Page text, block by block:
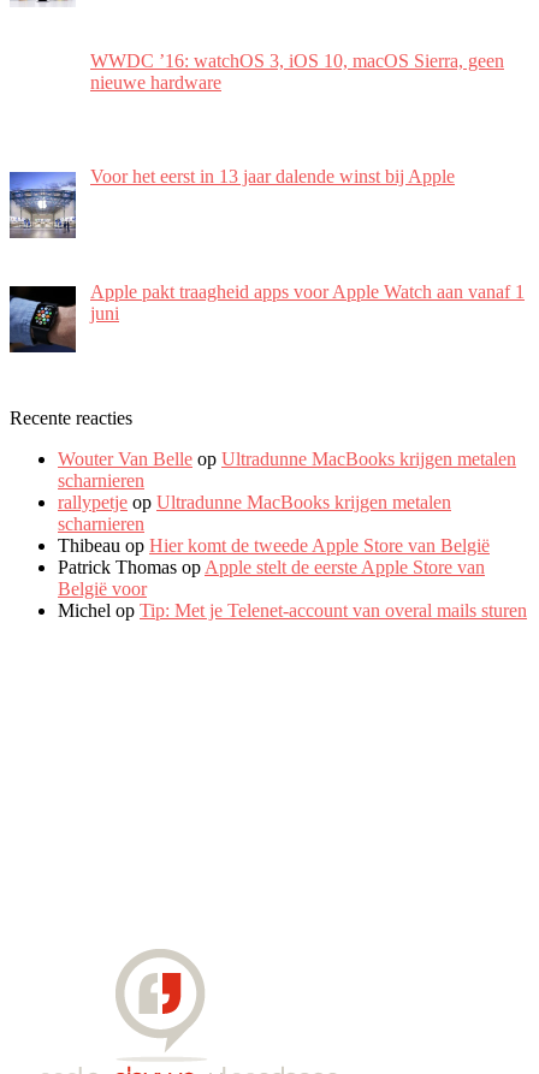
WWDC ’16: watchOS 3, iOS 10, macOS Sierra, geen
nieuwe hardware
Voor het eerst in 13 jaar dalende winst bij Apple
Apple pakt traagheid apps voor Apple Watch aan vanaf 1
juni
Recente reacties
Wouter Van Belle op Ultradunne MacBooks krijgen metalen
scharnieren
rallypetje op Ultradunne MacBooks krijgen metalen
scharnieren
Thibeau op Hier komt de tweede Apple Store van België
Patrick Thomas op Apple stelt de eerste Apple Store van
België voor
Michel op Tip: Met je Telenet-account van overal mails sturen